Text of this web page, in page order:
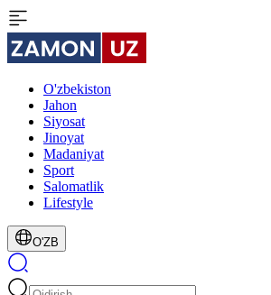
O'zbekiston
Jahon
Siyosat
Jinoyat
Madaniyat
Sport
Salomatlik
Lifestyle
O'ZB